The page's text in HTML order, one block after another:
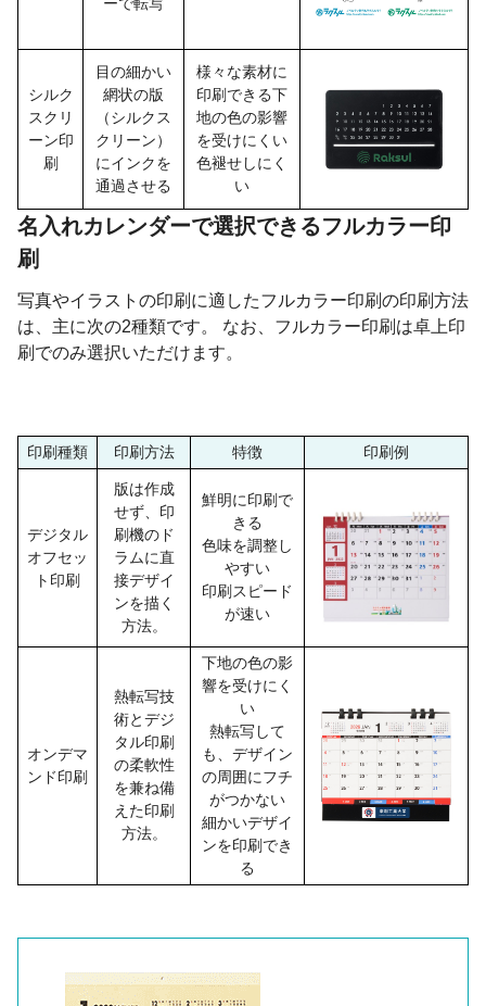
シルク
スクリ
ーン印
刷
目の細かい
網状の版
（シルクス
クリーン）
にインクを
通過させる
様々な素材に
印刷できる下
地の色の影響
を受けにくい
色褪せしにく
い
名入れカレンダーで選択できるフルカラー印
刷
写真やイラストの印刷に適したフルカラー印刷の印刷方法
は、主に次の2種類です。 なお、フルカラー印刷は卓上印
刷でのみ選択いただけます。
印刷種類 印刷方法 特徴 印刷例
デジタル
オフセッ
ト印刷
版は作成
せず、印
刷機のド
ラムに直
接デザイ
ンを描く
方法。
鮮明に印刷で
きる
色味を調整し
やすい
印刷スピード
が速い
オンデマ
ンド印刷
熱転写技
術とデジ
タル印刷
の柔軟性
を兼ね備
えた印刷
方法。
下地の色の影
響を受けにく
い
熱転写して
も、デザイン
の周囲にフチ
がつかない
細かいデザイ
ンを印刷でき
る